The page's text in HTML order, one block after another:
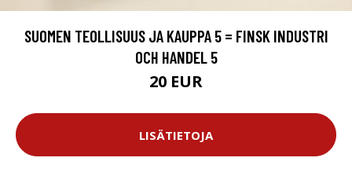
SUOMEN TEOLLISUUS JA KAUPPA 5 = FINSK INDUSTRI
OCH HANDEL 5
20 EUR
LISÄTIETOJA